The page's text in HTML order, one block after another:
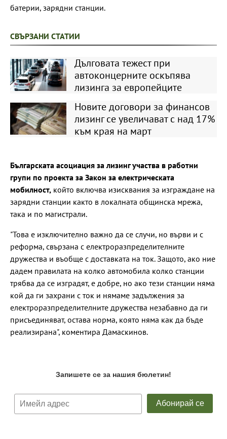
батерии, зарядни станции.
СВЪРЗАНИ СТАТИИ
Дълговата тежест при
автоконцерните оскъпява
лизинга за европейците
Новите договори за финансов
лизинг се увеличават с над 17%
към края на март
Българската асоциация за лизинг участва в работни
групи по проекта за Закон за електрическата
мобилност, който включва изисквания за изграждане на
зарядни станции както в локалната общинска мрежа,
така и по магистрали.
"Това е изключително важно да се случи, но върви и с
реформа, свързана с електроразпределителните
дружества и въобще с доставката на ток. Защото, ако ние
дадем правилата на колко автомобила колко станции
трябва да се изградят, е добре, но ако тези станции няма
кой да ги захрани с ток и нямаме задължения за
електроразпределителните дружества незабавно да ги
присъединяват, остава норма, която няма как да бъде
реализирана", коментира Дамаскинов.